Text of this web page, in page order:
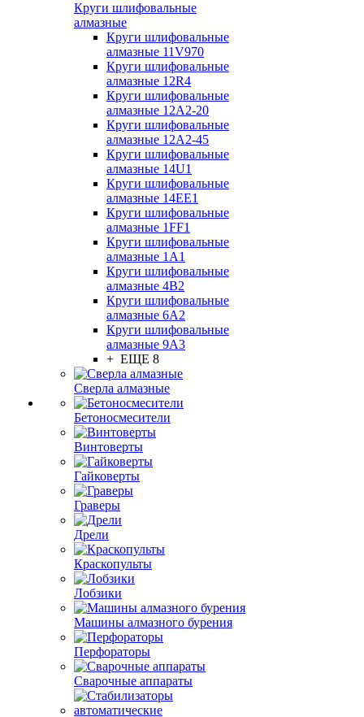
Круги шлифовальные
алмазные
Круги шлифовальные
алмазные 11V970
Круги шлифовальные
алмазные 12R4
Круги шлифовальные
алмазные 12А2-20
Круги шлифовальные
алмазные 12А2-45
Круги шлифовальные
алмазные 14U1
Круги шлифовальные
алмазные 14ЕЕ1
Круги шлифовальные
алмазные 1FF1
Круги шлифовальные
алмазные 1А1
Круги шлифовальные
алмазные 4В2
Круги шлифовальные
алмазные 6A2
Круги шлифовальные
алмазные 9А3
+ ЕЩЕ 8
Сверла алмазные
Бетоносмесители
Винтоверты
Гайковерты
Граверы
Дрели
Краскопульты
Лобзики
Машины алмазного бурения
Перфораторы
Сварочные аппараты